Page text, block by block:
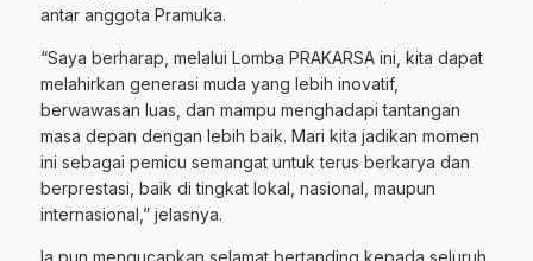
antar anggota Pramuka.
“Saya berharap, melalui Lomba PRAKARSA ini, kita dapat
melahirkan generasi muda yang lebih inovatif,
berwawasan luas, dan mampu menghadapi tantangan
masa depan dengan lebih baik. Mari kita jadikan momen
ini sebagai pemicu semangat untuk terus berkarya dan
berprestasi, baik di tingkat lokal, nasional, maupun
internasional,” jelasnya.